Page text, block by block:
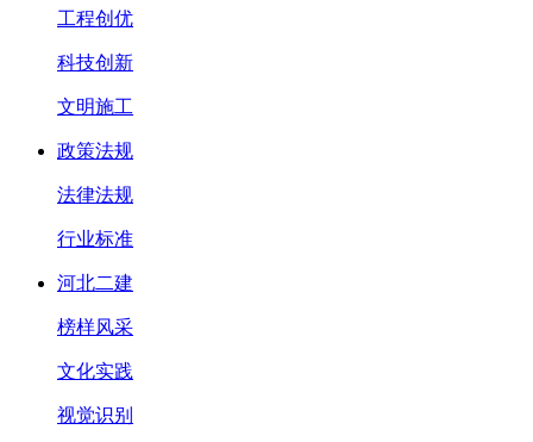
工程创优
科技创新
文明施工
政策法规
法律法规
行业标准
河北二建
榜样风采
文化实践
视觉识别